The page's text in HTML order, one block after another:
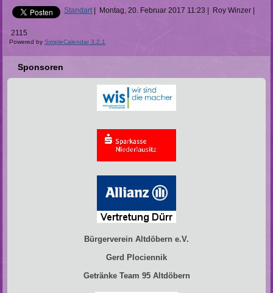
Standart
Montag, 20. Februar 2017 11:23 Roy Winzer
2115
Powered bySimpleCalendar 3.2.1
Sponsoren
Bürgerverein Altdöbern e.V.
Gerd Plociennik
Getränke Team 95 Altdöbern